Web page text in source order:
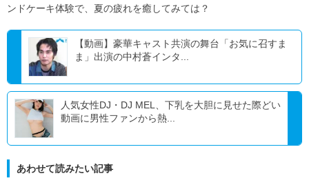
ンドケーキ体験で、夏の疲れを癒してみては？
【動画】豪華キャスト共演の舞台「お気に召すま
ま」出演の中村蒼インタ...
人気女性DJ・DJ MEL、下乳を大胆に見せた際どい
動画に男性ファンから熱...
あわせて読みたい記事